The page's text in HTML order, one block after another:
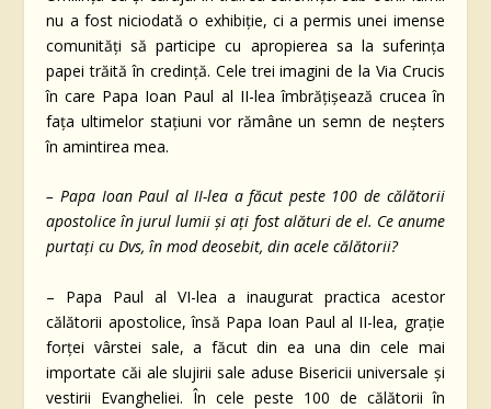
nu a fost niciodată o exhibiție, ci a permis unei imense
comunități să participe cu apropierea sa la suferința
papei trăită în credință. Cele trei imagini de la Via Crucis
în care Papa Ioan Paul al II-lea îmbrățișează crucea în
fața ultimelor stațiuni vor rămâne un semn de neșters
în amintirea mea.
– Papa Ioan Paul al II-lea a făcut peste 100 de călătorii
apostolice în jurul lumii și ați fost alături de el. Ce anume
purtați cu Dvs, în mod deosebit, din acele călătorii?
– Papa Paul al VI-lea a inaugurat practica acestor
călătorii apostolice, însă Papa Ioan Paul al II-lea, grație
forței vârstei sale, a făcut din ea una din cele mai
importate căi ale slujirii sale aduse Bisericii universale și
vestirii Evangheliei. În cele peste 100 de călătorii în